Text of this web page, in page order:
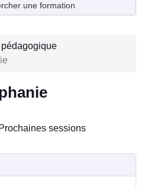
une formation
Prochaines sessions